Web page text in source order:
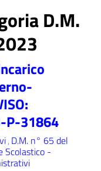
D.M.
P-31864
, D.M. n° 65 del
Scolastico -